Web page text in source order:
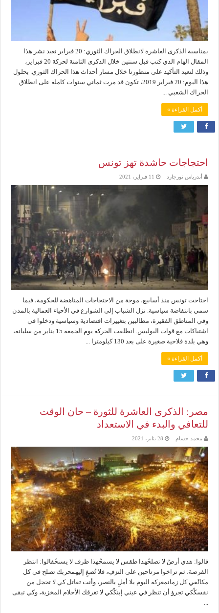
بمناسبة الذكرى العاشرة لانطلاق الحراك الثوري: 20 فبراير نعيد نشر هذا
المقال الهام الذي كتب قبل سنتين خلال الذكرى الثامنة لحركة 20 فبراير،
وذلك لنعيد التأكيد على منظورنا خلال مسار أحداث هذا الحراك الثوري. بحلول
هذا اليوم: 20 فبراير 2019، تكون قد مرت ثماني سنوات كاملة على انطلاق
الحراك الشعبي ...
أكمل القراءة »
احتجاجات حاشدة تهز تونس
أندرياس نورجارد 11 فبراير، 2021
اجتاحت تونس منذ أسابيع، موجة من الاحتجاجات المناهضة للحكومة، فيما
سمي بانتفاضة سياسية. نزل الشباب إلى الشوارع في الأحياء العمالية بالمدن
وفي المناطق الفقيرة، مطالبين بتغييرات اقتصادية وسياسية ودخلوا في
اشتباكات مع قوات البوليس. انطلقت الحركة يوم الجمعة 15 يناير من سليانة،
وهي بلدة فلاحية صغيرة على بعد 130 كيلومترا ...
أكمل القراءة »
مصر: الذكرى العاشرة للثورة – حان الوقت
للتعافي والبدء في الاستعداد
محمد حسام 28 يناير، 2021
قالوا: هذي أرضٌ لا تصلحْهذا طقس لا يسمحْهذا ظرف لا يسنحْقالوا: انتظر
الفرصةَ، ثم تراخوا مرتاحين على النزفِ، فلا تُصغِ إليهمحربك تصلح في كل
مكانْفي كل زمانمعركة اليوم بلا أملٍ بالنصر، وأنت تقاتل كي لا تخجل من
نفسكْكي تجرؤ أن تنظر في عيني إبنكْكي لا تغرقك الأحلام المخزية، وكي تبقى
...